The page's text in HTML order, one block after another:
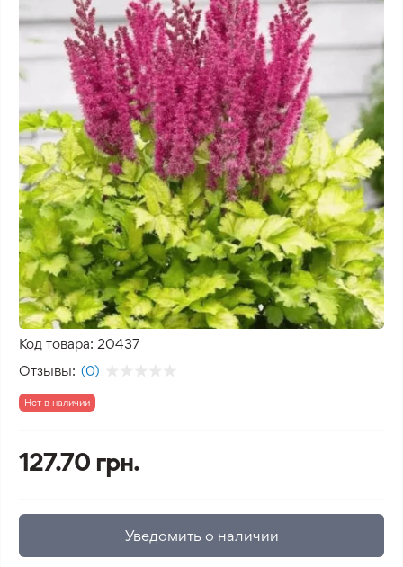
Код товара: 20437
Отзывы: (0)
Нет в наличии
127.70 грн.
Уведомить о наличии